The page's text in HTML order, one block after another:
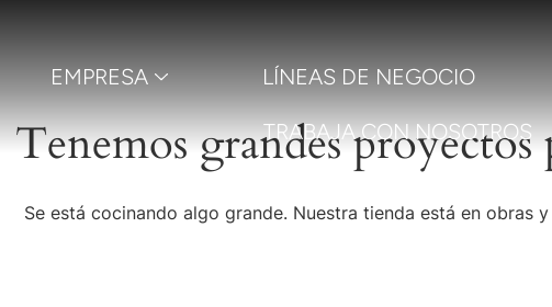
EMPRESA LÍNEAS DE NEGOCIO
TRABAJA CON NOSOTROS
Tenemos grandes
Se está cocinando algo grande. Nuestra tienda está en obras